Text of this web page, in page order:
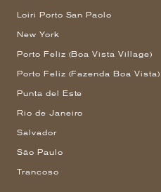
Loiri Porto San Paolo
New York
Porto Feliz (Boa Vista Village)
Porto Feliz (Fazenda Boa Vista)
Punta del Este
Rio de Janeiro
Salvador
São Paulo
Trancoso